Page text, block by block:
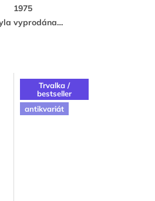
1975
vyprodána…
Trvalka /
bestseller
antikvariát